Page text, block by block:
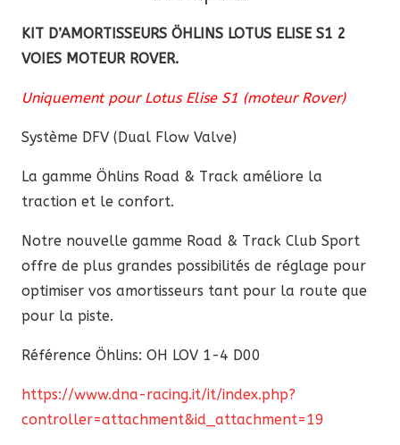
S1
Rover
voies
KIT D’AMORTISSEURS ÖHLINS LOTUS ELISE S1 2
VOIES MOTEUR ROVER.
Uniquement pour Lotus Elise S1 (moteur Rover)
Système DFV (Dual Flow Valve)
La gamme Öhlins Road & Track améliore la
traction et le confort.
Notre nouvelle gamme Road & Track Club Sport
offre de plus grandes possibilités de réglage pour
optimiser vos amortisseurs tant pour la route que
pour la piste.
Référence Öhlins: OH LOV 1-4 D00
https://www.dna-racing.it/it/index.php?
controller=attachment&id_attachment=19